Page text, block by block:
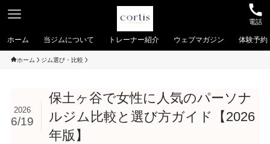
電話
ホーム 当ジムについて トレーナー紹介 ウェブマガジン 体験予約
ホーム ジム選び・比較
保土ヶ谷で女性に人気のパーソナ
ルジム比較と選び方ガイド【2026
年版】
2026
6/19